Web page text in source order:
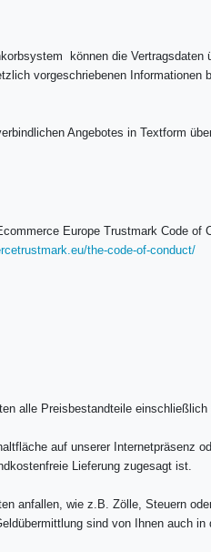
können die Vertragsdaten
vorgeschriebenen Informationen
Angebotes in Textform
Europe Trustmark Code of
the-code-of-conduct/
alle Preisbestandteile
auf unserer Internetpräsenz
Lieferung zugesagt ist.
anfallen, wie z.B. Zölle, Steuern
sind von Ihnen auch